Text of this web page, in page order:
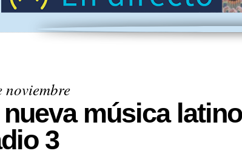
noviembre
nueva música
3